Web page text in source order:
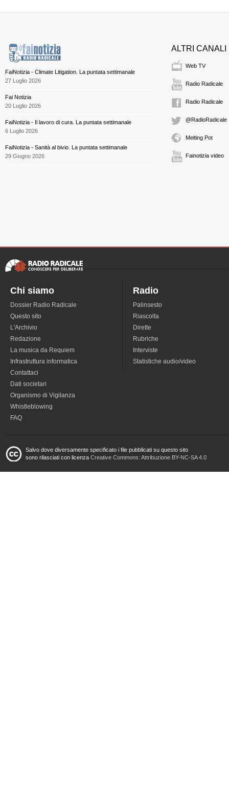
FaiNotizia - Climate Litigation. La puntata settimanale
27 Luglio 2026
Fai Notizia
20 Luglio 2026
FaiNotizia - Il lavoro di cura. La puntata settimanale
6 Luglio 2026
FaiNotizia - Sanità al bivio. La puntata settimanale
29 Giugno 2026
ALTRI CANALI
Web TV
Radio Radicale
Radio Radicale
@RadioRadicale
Melting Pot
Fainotizia video
Chi siamo
Dossier Radio Radicale
Questo sito
L'Archivio
Redazione
La musica da Requiem
Infrastruttura informatica
Contattaci
Dati societari
Organismo di Vigilanza
Whistleblowing
FAQ
Radio
Palinsesto
Riascolta
Dirette
Rubriche
Interviste
Statistiche audio/video
Salvo dove diversamente specificato i file pubblicati su questo sito
sono rilasciati con licenza Creative Commons: Attribuzione BY-NC-SA 4.0